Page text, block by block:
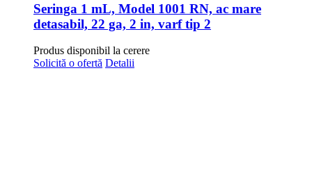
Seringa 1 mL, Model 1001 RN, ac mare
detasabil, 22 ga, 2 in, varf tip 2
Produs disponibil la cerere
Solicită o ofertă Detalii